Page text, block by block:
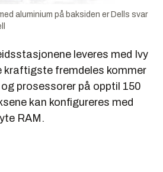
aluminium på baksiden er Dells svar
leveres med Ivy
kraftigste fremdeles kommer
prosessorer på opptil 150
kan konfigureres med
RAM.